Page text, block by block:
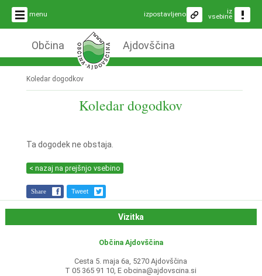
menu iz
vsebine
izpostavljeno
Občina Ajdovščina
Koledar dogodkov
Koledar dogodkov
Ta dogodek ne obstaja.
< nazaj na prejšnjo vsebino
Share Tweet
Vizitka
Občina Ajdovščina
Cesta 5. maja 6a, 5270 Ajdovščina
T 05 365 91 10, E obcina@ajdovscina.si